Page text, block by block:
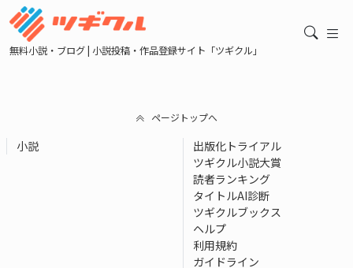
無料小説・ブログ | 小説投稿・作品登録サイト「ツギクル」
ページトップへ
小説
出版化トライアル
ツギクル小説大賞
読者ランキング
タイトルAI診断
ツギクルブックス
ヘルプ
利用規約
ガイドライン